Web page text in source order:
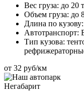
Вес груза: до 20
Объем груза: до
Длина по кузову:
Автотранспорт:
Тип кузова:
от 32 руб/км
Негабарит